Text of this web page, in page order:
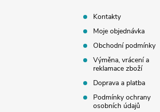
Kontakty
Moje objednávka
Obchodní podmínky
Výměna, vrácení a
reklamace zboží
Doprava a platba
Podmínky ochrany
osobních údajů